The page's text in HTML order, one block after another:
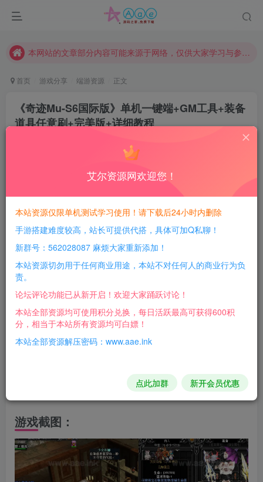
请勿相信任何评论区广告！以免上当受骗！
本站评论功能已从新开启！欢迎大家踊跃讨论！（用户每日活跃可得积分数量增加至600，加速获得更多免费资源！）
现在赞助会员享受专属折扣，详情点击此条公告。
首页 游戏分享 端游资源 正文
《奇迹Mu-S6国际版》单机一键端+GM工具+装备
道具任意刷+完美版+详细教程
每日活跃最高可获得600积分！所有资源可以使用
积分免费兑换！
游戏介绍：
游戏版本：奇迹Mu-S6单机版完美版【精品稀有完整
端】
支持系统：Win7Win1064位
支持网络：离线断网本地纯单机
配套工具：GM工具+使用教程
游戏截图：
艾尔资源网欢迎您！
本站资源仅限单机测试学习使用！请下载后24小时内删除
手游搭建难度较高，站长可提供代搭，具体可加Q私聊！
新群号：562028087 麻烦大家重新添加！
本站资源切勿用于任何商业用途，本站不对任何人的商业行为负
责。
论坛评论功能已从新开启！欢迎大家踊跃讨论！
本站全部资源均可使用积分兑换，每日活跃最高可获得600积
分，相当于本站所有资源均可白嫖！
本站全部资源解压密码：www.aae.ink
点此加群 新开会员优惠